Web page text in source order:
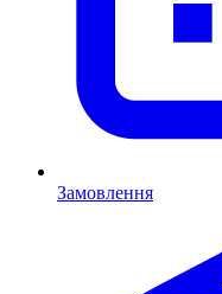
Замовлення